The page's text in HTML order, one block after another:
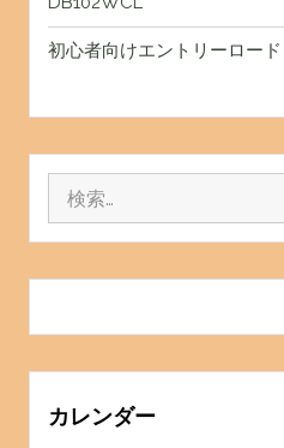
初心者向けエントリーロー
カレンダー